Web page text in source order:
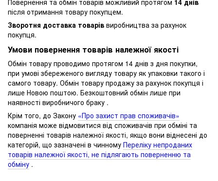
після отримання товару покупцем.
Зворотня доставка товарів виробництва за рахунок
покупця.
Умови повернення товарів належної якості
Обмін товару проводимо протягом 14 днів з дня покупки,
при умові збереженого вигляду товару як упаковки такого і
самого товару. Обмін товару продажу за рахунок покупця і
лише Новою поштою. Безкоштовний обмін лише при
наявності виробничого браку .
Крім того, до Закону «Про захист прав споживачів»
компанія може відмовитися від споживачів при обміні та
поверненні товарів належної якості, якщо вони віднесені до
категорій, що зазначені в чинному Переліку непроданих
товарів належної якості, не підлягають поверненню та
обміну .